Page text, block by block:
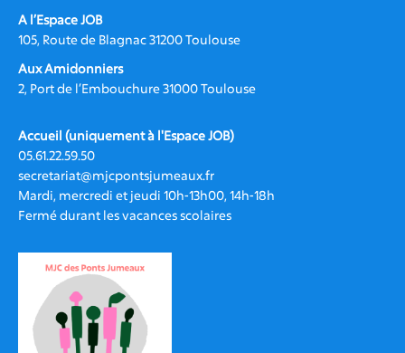
A l’Espace JOB
105, Route de Blagnac 31200 Toulouse
Aux Amidonniers
2, Port de l’Embouchure 31000 Toulouse
Accueil (uniquement à l'Espace JOB)
05.61.22.59.50
secretariat@mjcpontsjumeaux.fr
Mardi, mercredi et jeudi 10h-13h00, 14h-18h
Fermé durant les vacances scolaires